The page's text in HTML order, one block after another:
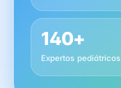
140+
Expertos pediátricos